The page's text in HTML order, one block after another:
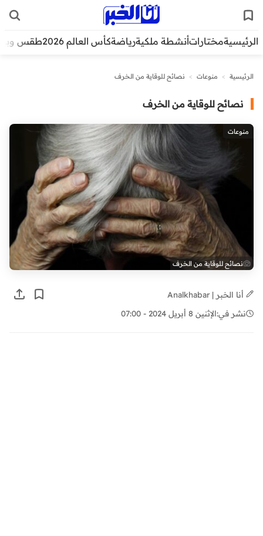
الرئيسيةمختاراتأنشطة ملكيةرياضةكأس العالم 2026 طقس
الرئيسية > منوعات > نصائح للوقاية من الخرف
نصائح للوقاية من الخرف
منوعات
نصائح للوقاية من الخرف
أنا الخبر | Analkhabar
نشر في:الإثنين 8 أبريل 2024 - 07:00